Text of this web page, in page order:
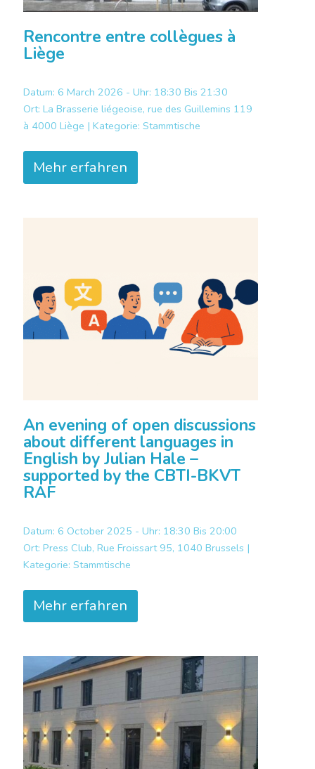
Rencontre entre collègues à
Liège
Datum: 6 March 2026 - Uhr: 18:30 Bis 21:30
Ort: La Brasserie liégeoise, rue des Guillemins 119
à 4000 Liège | Kategorie: Stammtische
Mehr erfahren
An evening of open discussions
about different languages in
English by Julian Hale –
supported by the CBTI-BKVT
RAF
Datum: 6 October 2025 - Uhr: 18:30 Bis 20:00
Ort: Press Club, Rue Froissart 95, 1040 Brussels |
Kategorie: Stammtische
Mehr erfahren